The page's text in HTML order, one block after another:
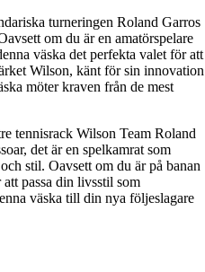
turneringen Roland Garros
om du är en amatörspelare
väska det perfekta valet för att
Wilson, känt för sin innovation
möter kraven från de mest
tennisrack Wilson Team Roland
det är en spelkamrat som
stil. Oavsett om du är på banan
passa din livsstil som
väska till din nya följeslagare